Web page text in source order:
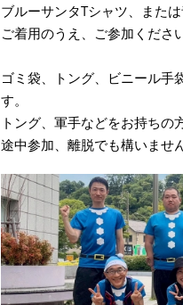
ブルーサンタTシャツ、また
ご着用のうえ、ご参加ください
ゴミ袋、トング、ビニール手
す。
トング、軍手などをお持ちの
途中参加、離脱でも構いません